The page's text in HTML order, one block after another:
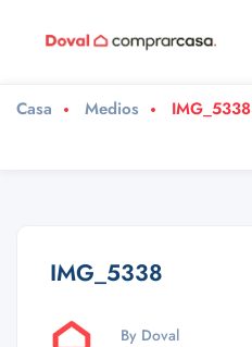
Casa Medios IMG_5338
IMG_5338
By Doval